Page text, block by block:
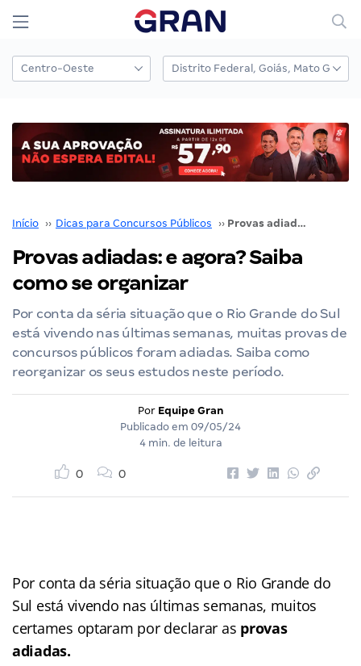
Início ›› Dicas para Concursos Públicos ›› Provas adiadas: e agora? Saiba como se organizar
Provas adiadas: e agora? Saiba
como se organizar
Por conta da séria situação que o Rio Grande do Sul
está vivendo nas últimas semanas, muitas provas de
concursos públicos foram adiadas. Saiba como
reorganizar os seus estudos neste período.
Por Equipe Gran
Publicado em 09/05/24
4 min. de leitura
0 0
Por conta da séria situação que o Rio Grande do
Sul está vivendo nas últimas semanas, muitos
certames optaram por declarar as provas
adiadas.